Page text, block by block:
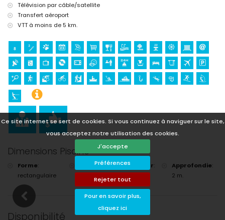
Ce site internet se sert de cookies. Si vous continuez à naviguer sur le site,
vous acceptez notre utilisation des cookies.
J'accepte
Préférences
Rejeter tout
Pour en savoir plus,
cliquez ici
Télévision par câble/satellite
Transfert aéroport
VTT à moins de 5 km.
Dimensions Piscine
Forme:
rectangulaire
Longueur:
Largeur:
Approfondie:
2 m.
Disponibilité